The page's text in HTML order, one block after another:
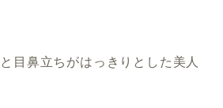
目鼻立ちがはっきりとした美人